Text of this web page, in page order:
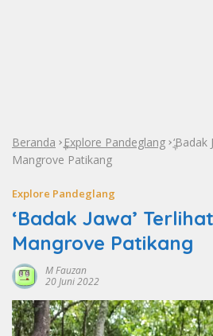
Beranda »Explore Pandeglang »
‘Badak
Mangrove Patikang
Explore Pandeglang
‘Badak Jawa’
Mangrove Patikang
M Fauzan
20 Juni 2022